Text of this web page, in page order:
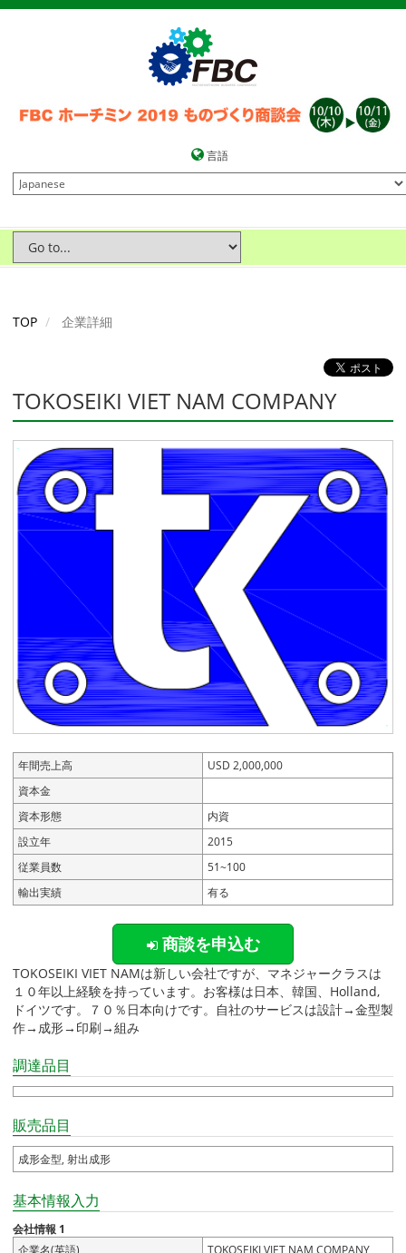
言語
TOP 企業詳細
TOKOSEIKI VIET NAM COMPANY
年間売上高
USD 2,000,000
資本金
資本形態
内資
設立年
2015
従業員数
51~100
輸出実績
有る
商談を申込む
TOKOSEIKI VIET NAMは新しい会社ですが、マネジャークラスは
１０年以上経験を持っています。お客様は日本、韓国、Holland,
ドイツです。７０％日本向けです。自社のサービスは設計→金型製
作→成形→印刷→組み
調達品目
販売品目
成形金型, 射出成形
基本情報入力
会社情報 1